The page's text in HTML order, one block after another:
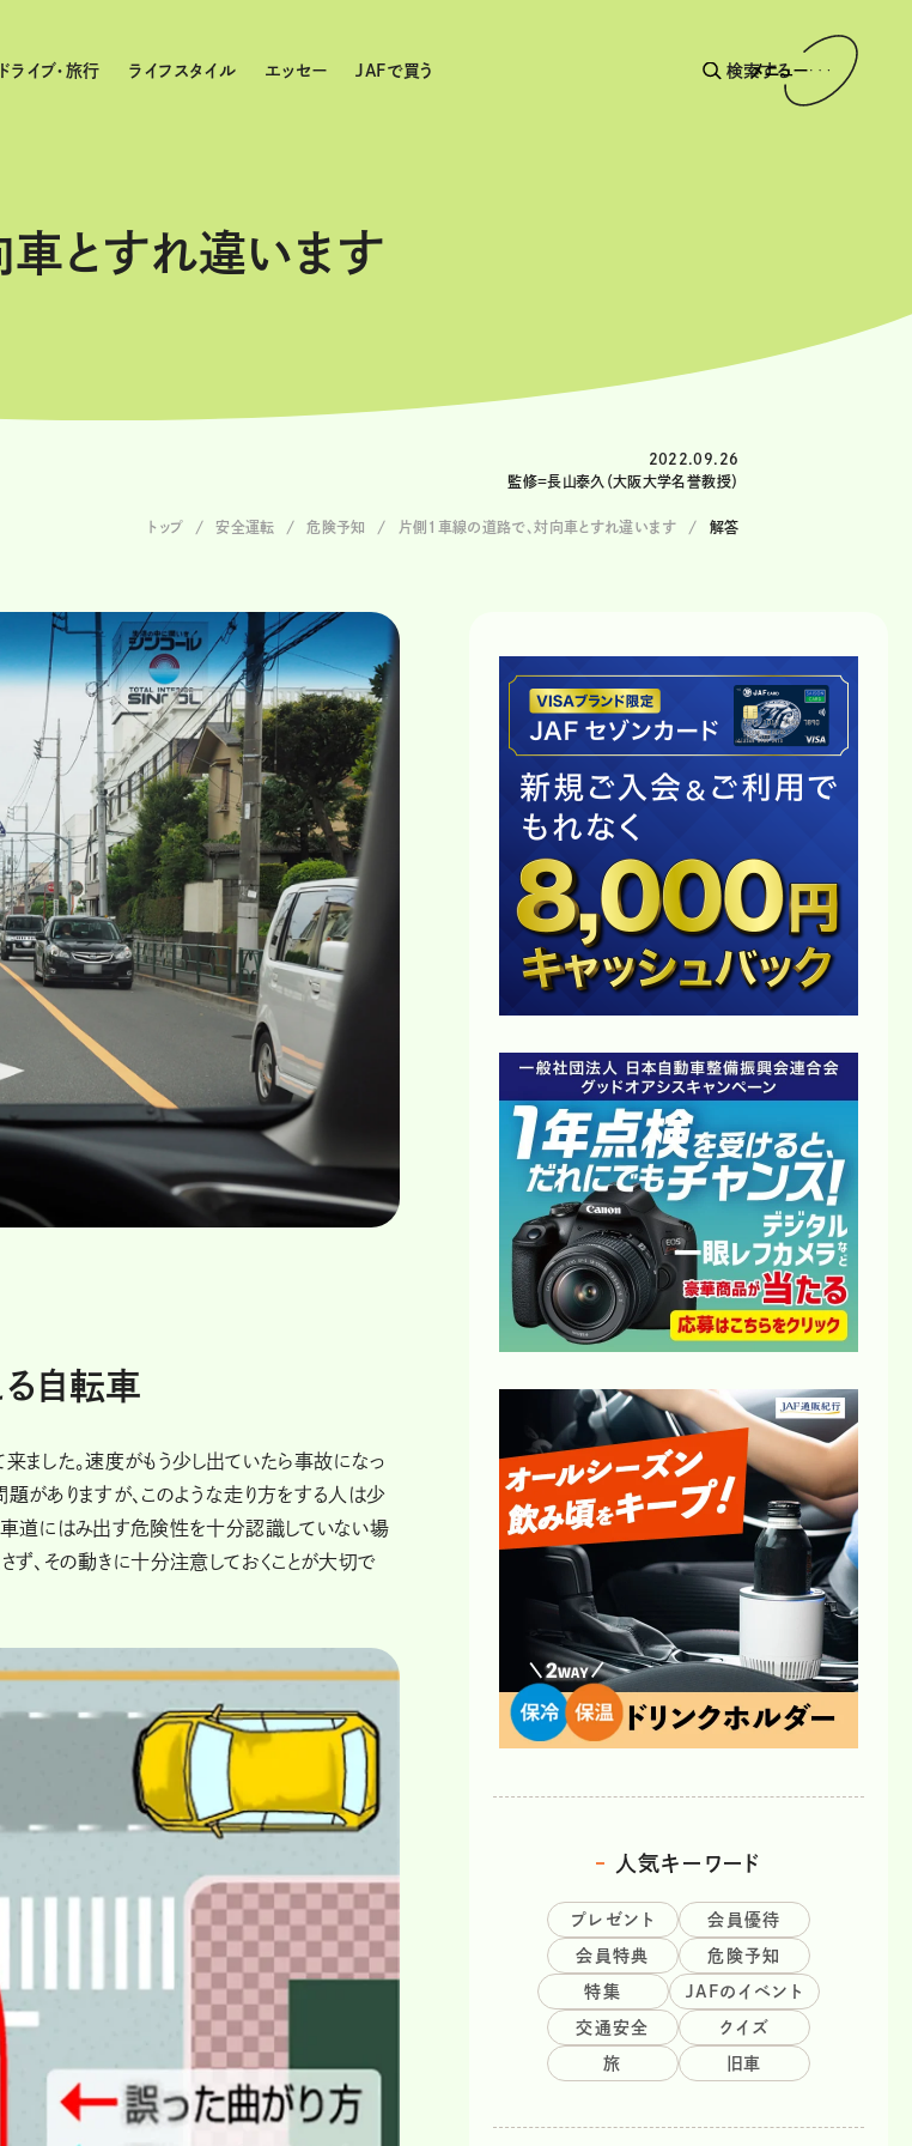
ドライブ・旅行 ライフスタイル エッセー JAFで買う 検索する
メニュー
とすれ違います
2022.09.26
監修＝長山泰久（大阪大学名誉教授）
トップ 安全運転 危険予知 片側1車線の道路で、対向車とすれ違います 解答
自転車
ました。速度がもう少し出ていたら事故になっ
がありますが、このような走り方をする人は少
車道にはみ出す危険性を十分認識していない場
ず、その動きに十分注意しておくことが大切で
人気キーワード
プレゼント 会員優待
会員特典 危険予知
特集 JAFのイベント
交通安全 クイズ
旅 旧車